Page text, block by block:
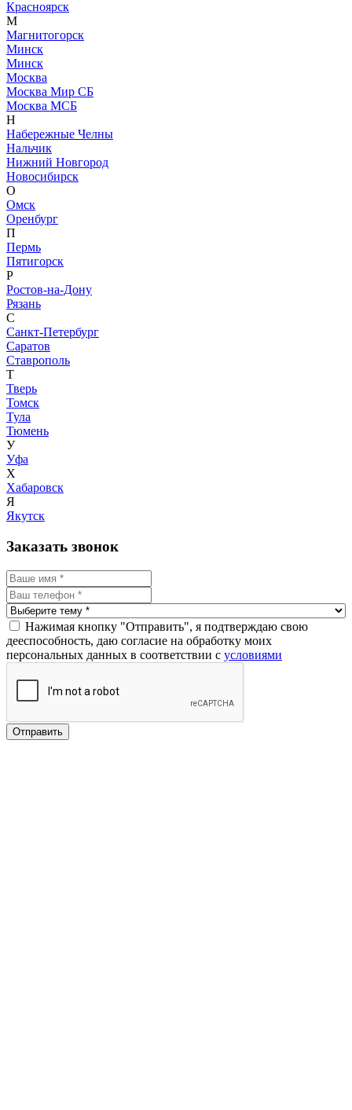
Красноярск
М
Магнитогорск
Минск
Минск
Москва
Москва Мир СБ
Москва МСБ
Н
Набережные Челны
Нальчик
Нижний Новгород
Новосибирск
О
Омск
Оренбург
П
Пермь
Пятигорск
Р
Ростов-на-Дону
Рязань
С
Санкт-Петербург
Саратов
Ставрополь
Т
Тверь
Томск
Тула
Тюмень
У
Уфа
Х
Хабаровск
Я
Якутск
Заказать звонок
Нажимая кнопку "Отправить", я подтверждаю свою
дееспособность, даю согласие на обработку моих
персональных данных в соответствии с условиями